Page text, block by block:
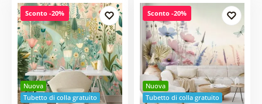
Nuova
Tubetto di colla gratuito
Sconto -20%
Nuova
Tubetto di colla gratuito
Sconto -20%